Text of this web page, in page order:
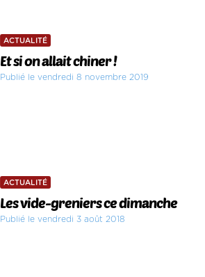
ACTUALITÉ
Et si on allait chiner !
Publié le vendredi 8 novembre 2019
ACTUALITÉ
Les vide-greniers ce dimanche
Publié le vendredi 3 août 2018